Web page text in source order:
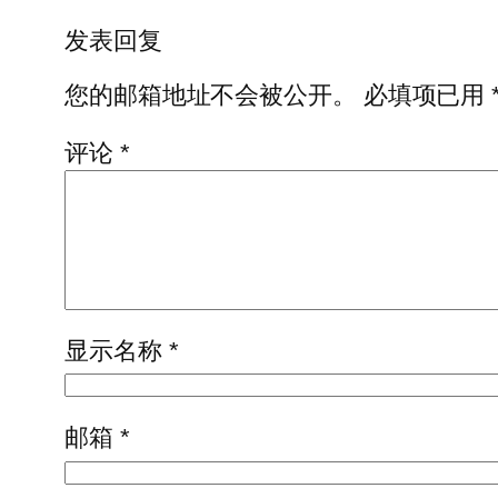
发表回复
您的邮箱地址不会被公开。
必填项已用
评论 *
显示名称 *
邮箱 *